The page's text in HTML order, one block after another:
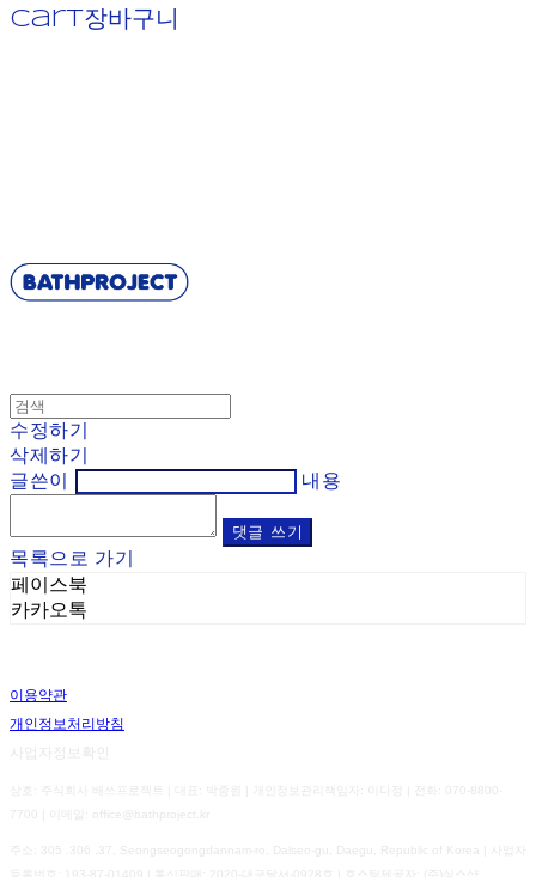
Cart장바구니
수정하기
삭제하기
글쓴이
내용
댓글 쓰기
목록으로 가기
페이스북
카카오톡
이용약관
개인정보처리방침
사업자정보확인
상호: 주식회사 배쓰프로젝트 | 대표: 박종원 | 개인정보관리책임자: 이다정 | 전화: 070-8800-
7700 | 이메일: office@bathproject.kr
주소: 305 ,306 ,37, Seongseogongdannam-ro, Dalseo-gu, Daegu, Republic of Korea | 사업자
193-87-01409 2020-대구달서-0928호 | 호스팅제공자: (주)식스샵